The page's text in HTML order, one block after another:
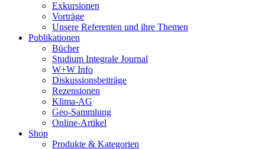
Exkursionen
Vorträge
Unsere Referenten und ihre Themen
Publikationen
Bücher
Studium Integrale Journal
W+W Info
Diskussionsbeiträge
Rezensionen
Klima-AG
Geo-Sammlung
Online-Artikel
Shop
Produkte & Kategorien